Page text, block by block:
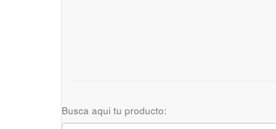
Busca aqui tu producto: